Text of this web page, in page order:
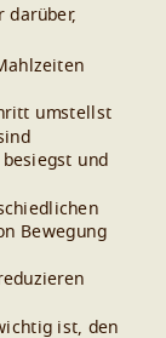
darüber,
umstellst
und
Bewegung
ist, den